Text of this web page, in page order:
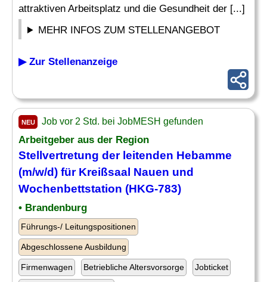
attraktiven Arbeitsplatz und die Gesundheit der [...]
MEHR INFOS ZUM STELLENANGEBOT
▶ Zur Stellenanzeige
NEU Job vor 2 Std. bei JobMESH gefunden
Arbeitgeber aus der Region
Stellvertretung der leitenden Hebamme
(m/w/d) für Kreißsaal Nauen und
Wochenbettstation (HKG-783)
• Brandenburg
Führungs-/ Leitungspositionen
Abgeschlossene Ausbildung
Firmenwagen Betriebliche Altersvorsorge Jobticket